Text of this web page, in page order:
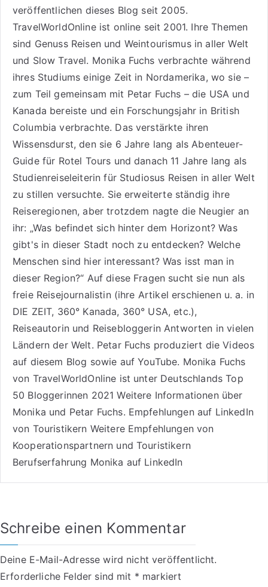
veröffentlichen dieses Blog seit 2005.
TravelWorldOnline ist online seit 2001. Ihre Themen
sind Genuss Reisenund Weintourismusin aller Welt
und Slow Travel. Monika Fuchs verbrachte während
ihres Studiums einige Zeit in Nordamerika, wo sie –
zum Teil gemeinsam mit Petar Fuchs – die USA und
Kanada bereiste und ein Forschungsjahr in British
Columbia verbrachte. Das verstärkte ihren
Wissensdurst, den sie 6 Jahre lang alsAbenteuer-
Guide für Rotel Tours und danach 11 Jahre lang als
Studienreiseleiterin für Studiosus Reisen in aller Welt
zu stillen versuchte. Sie erweiterte ständig ihre
Reiseregionen, aber trotzdem nagte die Neugier an
ihr: „Was befindet sich hinter dem Horizont? Was
gibt's in dieser Stadt noch zu entdecken? Welche
Menschen sind hier interessant? Was isst man in
dieser Region?“ Auf diese Fragen sucht sie nun als
freie Reisejournalistin (ihre Artikel erschienen u. a. in
DIE ZEIT, 360° Kanada, 360° USA, etc.),
Reiseautorinund Reisebloggerin Antworten in vielen
Ländern der Welt. Petar Fuchs produziert die Videos
auf diesem Blog sowie aufYouTube. Monika Fuchs
von TravelWorldOnline ist unter Deutschlands Top
50 Bloggerinnen 2021 Weitere Informationen über
Monika und Petar Fuchs. Empfehlungen auf LinkedIn
von Touristikern Weitere Empfehlungen von
Kooperationspartnern und Touristikern
Berufserfahrung Monika auf LinkedIn
Schreibe einen Kommentar
Deine E-Mail-Adresse wird nicht veröffentlicht.
Erforderliche Felder sind mit * markiert